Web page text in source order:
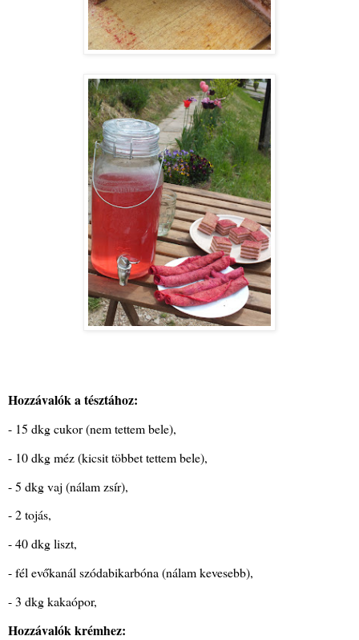
Hozzávalók a tésztához:
- 15 dkg cukor (nem tettem bele),
- 10 dkg méz (kicsit többet tettem bele),
- 5 dkg vaj (nálam zsír),
- 2 tojás,
- 40 dkg liszt,
- fél evőkanál szódabikarbóna (nálam kevesebb),
- 3 dkg kakaópor,
Hozzávalók krémhez: